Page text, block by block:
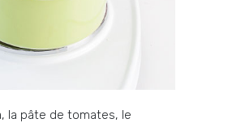
la pâte de tomates, le